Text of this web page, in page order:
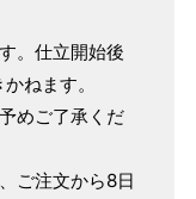
。仕立開始後
ねます。
めご了承くだ
ご注文から8日